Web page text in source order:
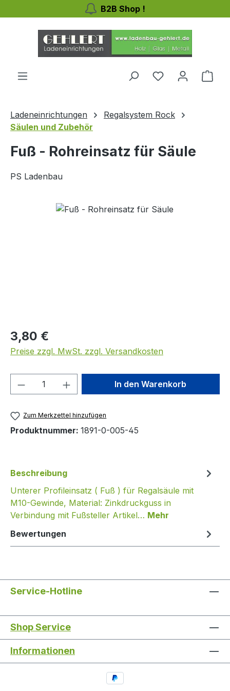
Zum Hauptinhalt springenB2B Shop !
Ladeneinrichtungen
Regalsystem Rock
Säulen und Zubehör
Fuß - Rohreinsatz für Säule
PS Ladenbau
Regulärer Preis:
3,80 €
Preise zzgl. MwSt. zzgl. Versandkosten
Produkt Anzahl: Gib denIn den Warenkorb
Zum Merkzettel hinzufügen
Produktnummer: 1891-0-005-45
Beschreibung
Unterer Profileinsatz ( Fuß ) für Regalsäule mit
M10-Gewinde, Material: Zinkdruckguss in
Verbindung mit Fußsteller Artikel… Mehr
Bewertungen
Service-Hotline
Shop Service
Informationen